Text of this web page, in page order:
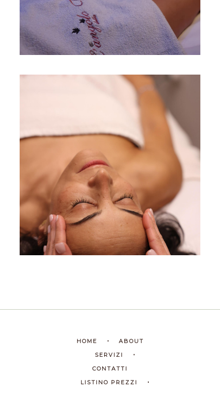
HOME
ABOUT
SERVIZI
CONTATTI
LISTINO PREZZI